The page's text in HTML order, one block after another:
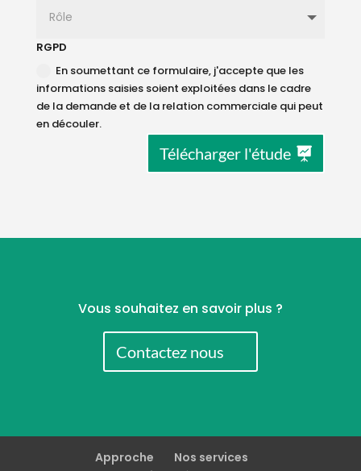
RGPD
En soumettant ce formulaire, j'accepte que les
informations saisies soient exploitées dans le cadre
de la demande et de la relation commerciale qui peut
en découler.
Télécharger l'étude
Vous souhaitez en savoir plus ?
Contactez nous
Approche
Nos services